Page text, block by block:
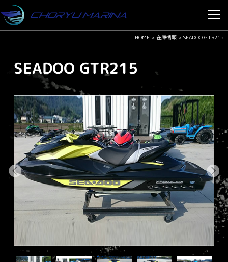
HOME > 在庫情報 >SEADOO GTR215
SEADOO GTR215